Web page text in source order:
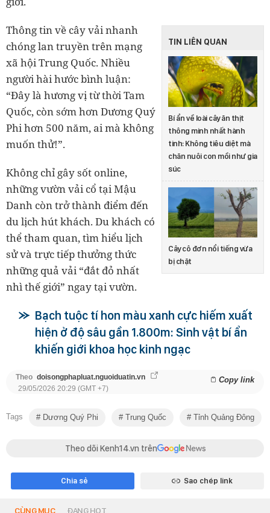
TIN LIÊN QUAN
Bí ẩn về loài cây ăn thịt
thông minh nhất hành
tinh: Không tiêu diệt mà
chăn nuôi con mồi như gia
súc
Cây cô đơn nổi tiếng vừa
bị chặt
Thông tin về cây vải nhanh
chóng lan truyền trên mạng
xã hội Trung Quốc. Nhiều
người hài hước bình luận:
“Đây là hương vị từ thời Tam
Quốc, còn sớm hơn Dương Quý
Phi hơn 500 năm, ai mà không
muốn thử!”.
Không chỉ gây sốt online,
những vườn vải cổ tại Mậu
Danh còn trở thành điểm đến
du lịch hút khách. Du khách có
thể tham quan, tìm hiểu lịch
sử và trực tiếp thưởng thức
những quả vải “đắt đỏ nhất
nhì thế giới” ngay tại vườn.
Bạch tuộc tí hon màu xanh cực hiếm xuất
hiện ở độ sâu gần 1.800m: Sinh vật bí ẩn
khiến giới khoa học kinh ngạc
Theo doisongphapluat.nguoiduatin.vn Copy link
29/05/2026 20:29 (GMT +7)
Tags Dương Quý Phi Trung Quốc Tỉnh Quảng Đông
Theo dõi Kenh14.vn trên
Chia sẻ Sao chép link
CÙNG MỤC ĐANG HOT